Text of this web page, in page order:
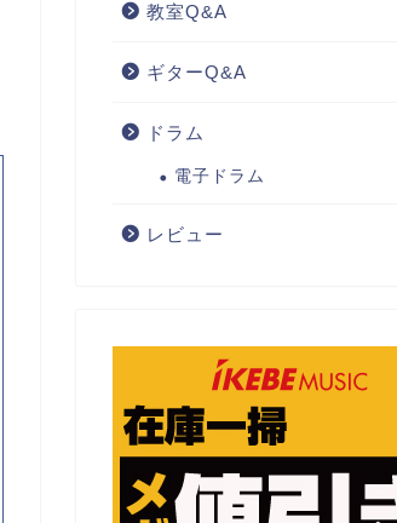
教室Q&A
ギターQ&A
ドラム
電子ドラム
レビュー